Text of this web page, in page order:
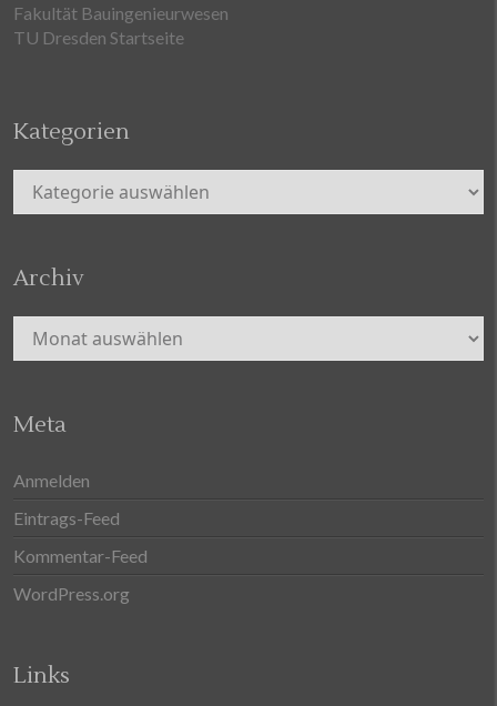
Fakultät Bauingenieurwesen
TU Dresden Startseite
Kategorien
Kategorien
Archiv
Archiv
Meta
Anmelden
Eintrags-Feed
Kommentar-Feed
WordPress.org
Links